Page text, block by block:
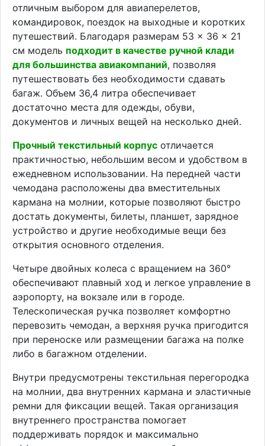
отличным выбором для авиаперелетов,
командировок, поездок на выходные и коротких
путешествий. Благодаря размерам 53 × 36 × 21
см модель подходит в качестве ручной клади
для большинства авиакомпаний, позволяя
путешествовать без необходимости сдавать
багаж. Объем 36,4 литра обеспечивает
достаточно места для одежды, обуви,
документов и личных вещей на несколько дней.
Прочный текстильный корпус отличается
практичностью, небольшим весом и удобством в
ежедневном использовании. На передней части
чемодана расположены два вместительных
кармана на молнии, которые позволяют быстро
достать документы, билеты, планшет, зарядное
устройство и другие необходимые вещи без
открытия основного отделения.
Четыре двойных колеса с вращением на 360°
обеспечивают плавный ход и легкое управление в
аэропорту, на вокзале или в городе.
Телескопическая ручка позволяет комфортно
перевозить чемодан, а верхняя ручка пригодится
при переноске или размещении багажа на полке
либо в багажном отделении.
Внутри предусмотрены текстильная перегородка
на молнии, два внутренних кармана и эластичные
ремни для фиксации вещей. Такая организация
внутреннего пространства помогает
поддерживать порядок и максимально